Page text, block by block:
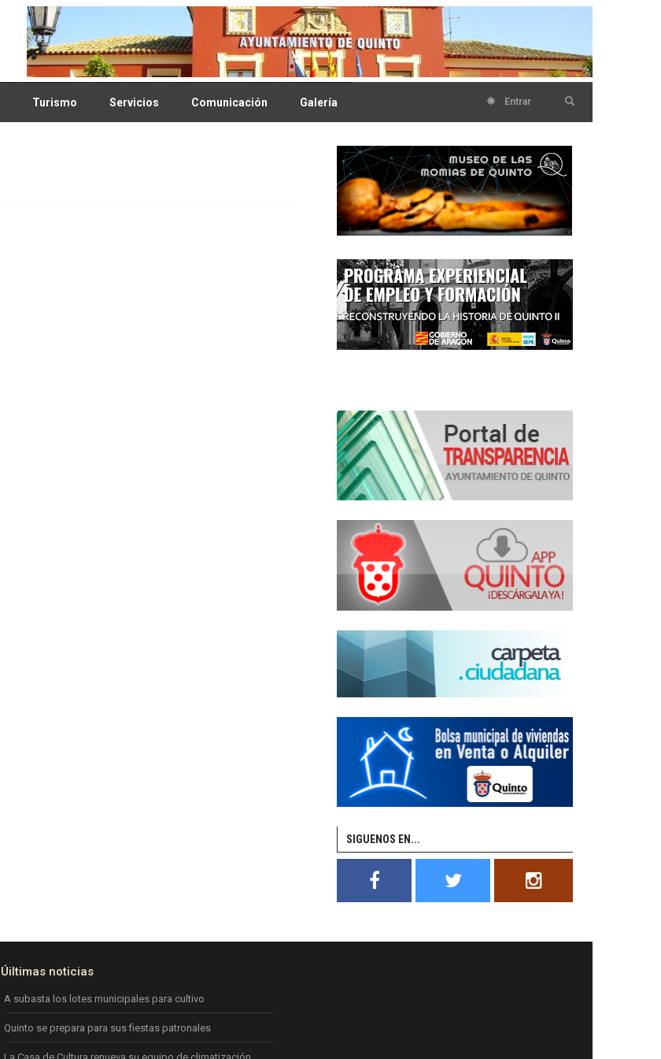
Turismo Servicios Comunicación Galería Entrar
SIGUENOS EN...
Úiltimas noticias
A subasta los lotes municipales para cultivo
Quinto se prepara para sus fiestas patronales